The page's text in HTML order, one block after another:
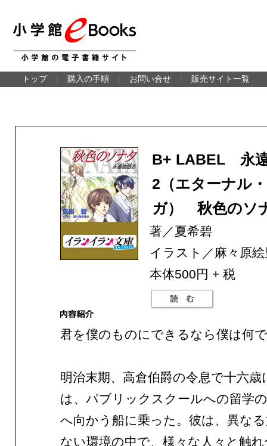
トップ 購入の手順 お問い合せ 販売サイト一覧
B+ LABEL 永
2（エターナル
ガ） 秋色のソ
著／夏希碧
イラスト／麻々原
本体500円 + 税
君を僕のものにできるなら僕は何
明治末期、高倉伯爵の令息で十六歳
は、パブリックスクールへの留学
へ向かう船に乗った。彼は、異な
ない環境の中で、様々な人々と触